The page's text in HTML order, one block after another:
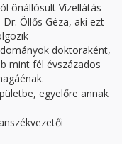
önállósult Vízellátás-
Öllős Géza, aki ezt
doktoraként,
mint fél évszázados
egyelőre annak